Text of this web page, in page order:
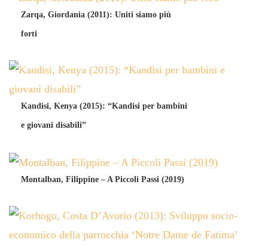
Zarqa, Giordania (2011): Uniti siamo più
forti
Kandisi, Kenya (2015): “Kandisi per bambini
e giovani disabili”
Montalban, Filippine – A Piccoli Passi (2019)